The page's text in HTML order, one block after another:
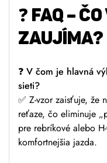
❓ FAQ –
ZAUJÍMA?
❓ V čom je hlavná
sieti?
✅ Z-vzor zaisťuje, že
reťaze, čo eliminuje
pre rebríkové alebo
komfortnejšia jazda.